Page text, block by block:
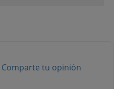
Comparte tu opinión